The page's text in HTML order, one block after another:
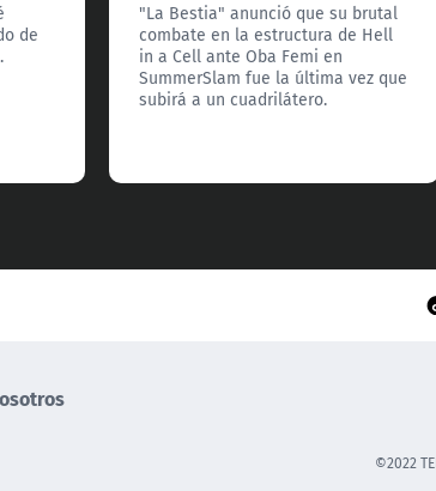
de
"La Bestia" anunció que su brutal
combate en la estructura de Hell
in a Cell ante Oba Femi en
SummerSlam fue la última vez que
subirá a un cuadrilátero.
©2022